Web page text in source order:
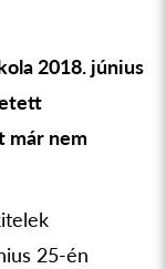
2018. június
már nem
25-én